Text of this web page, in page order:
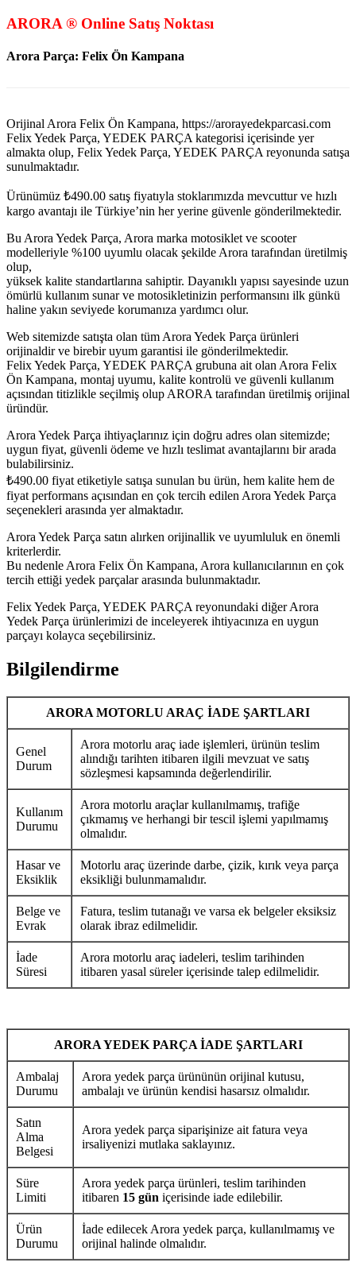
ARORA ® Online Satış Noktası
Arora Parça: Felix Ön Kampana
Orijinal Arora Felix Ön Kampana, https://arorayedekparcasi.com
Felix Yedek Parça, YEDEK PARÇA kategorisi içerisinde yer
almakta olup, Felix Yedek Parça, YEDEK PARÇA reyonunda satışa
sunulmaktadır.
Ürünümüz ₺490.00 satış fiyatıyla stoklarımızda mevcuttur ve hızlı
kargo avantajı ile Türkiye’nin her yerine güvenle gönderilmektedir.
Bu Arora Yedek Parça, Arora marka motosiklet ve scooter
modelleriyle %100 uyumlu olacak şekilde Arora tarafından üretilmiş
olup,
yüksek kalite standartlarına sahiptir. Dayanıklı yapısı sayesinde uzun
ömürlü kullanım sunar ve motosikletinizin performansını ilk günkü
haline yakın seviyede korumanıza yardımcı olur.
Web sitemizde satışta olan tüm Arora Yedek Parça ürünleri
orijinaldir ve birebir uyum garantisi ile gönderilmektedir.
Felix Yedek Parça, YEDEK PARÇA grubuna ait olan Arora Felix
Ön Kampana, montaj uyumu, kalite kontrolü ve güvenli kullanım
açısından titizlikle seçilmiş olup ARORA tarafından üretilmiş orijinal
üründür.
Arora Yedek Parça ihtiyaçlarınız için doğru adres olan sitemizde;
uygun fiyat, güvenli ödeme ve hızlı teslimat avantajlarını bir arada
bulabilirsiniz.
₺490.00 fiyat etiketiyle satışa sunulan bu ürün, hem kalite hem de
fiyat performans açısından en çok tercih edilen Arora Yedek Parça
seçenekleri arasında yer almaktadır.
Arora Yedek Parça satın alırken orijinallik ve uyumluluk en önemli
kriterlerdir.
Bu nedenle Arora Felix Ön Kampana, Arora kullanıcılarının en çok
tercih ettiği yedek parçalar arasında bulunmaktadır.
Felix Yedek Parça, YEDEK PARÇA reyonundaki diğer Arora
Yedek Parça ürünlerimizi de inceleyerek ihtiyacınıza en uygun
parçayı kolayca seçebilirsiniz.
Bilgilendirme
ARORA MOTORLU ARAÇ İADE ŞARTLARI
Genel
Durum
Arora motorlu araç iade işlemleri, ürünün teslim
alındığı tarihten itibaren ilgili mevzuat ve satış
sözleşmesi kapsamında değerlendirilir.
Kullanım
Durumu
Arora motorlu araçlar kullanılmamış, trafiğe
çıkmamış ve herhangi bir tescil işlemi yapılmamış
olmalıdır.
Hasar ve
Eksiklik
Motorlu araç üzerinde darbe, çizik, kırık veya parça
eksikliği bulunmamalıdır.
Belge ve
Evrak
Fatura, teslim tutanağı ve varsa ek belgeler eksiksiz
olarak ibraz edilmelidir.
İade
Süresi
Arora motorlu araç iadeleri, teslim tarihinden
itibaren yasal süreler içerisinde talep edilmelidir.
ARORA YEDEK PARÇA İADE ŞARTLARI
Ambalaj
Durumu
Arora yedek parça ürününün orijinal kutusu,
ambalajı ve ürünün kendisi hasarsız olmalıdır.
Satın
Alma
Belgesi
Arora yedek parça siparişinize ait fatura veya
irsaliyenizi mutlaka saklayınız.
Süre
Limiti
Arora yedek parça ürünleri, teslim tarihinden
itibaren 15 gün içerisinde iade edilebilir.
Ürün
Durumu
İade edilecek Arora yedek parça, kullanılmamış ve
orijinal halinde olmalıdır.